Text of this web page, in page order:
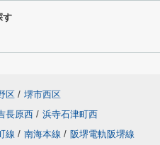
す
区 / 堺市西区
長原西 / 浜寺石津町西
線 / 南海本線 / 阪堺電軌阪堺線